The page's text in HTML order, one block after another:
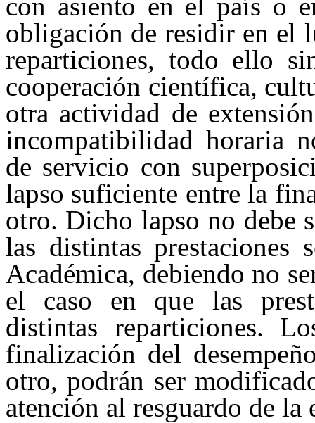
obligación de residir en el
reparticiones, todo ello
cooperación científica,
otra actividad de
incompatibilidad horaria
de servicio con
lapso suficiente entre la
otro. Dicho lapso no debe
las distintas prestaciones
Académica, debiendo no
el caso en que las
distintas reparticiones.
finalización del
otro, podrán ser
atención al resguardo de